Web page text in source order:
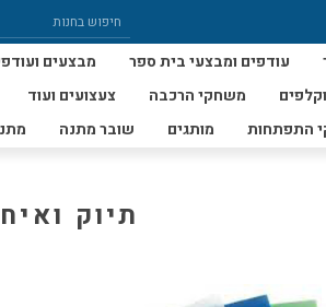
עודפים ומבצעי בית ספר מבצעים
משחקי הרכבה צעצועים ועוד
התפתחות
מותגים שובר מתנה
תיוק